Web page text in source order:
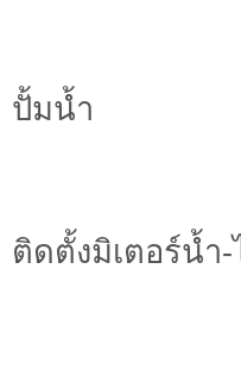
ปั้มน้ำ
ติดตั้งมิเตอร์น้ำ